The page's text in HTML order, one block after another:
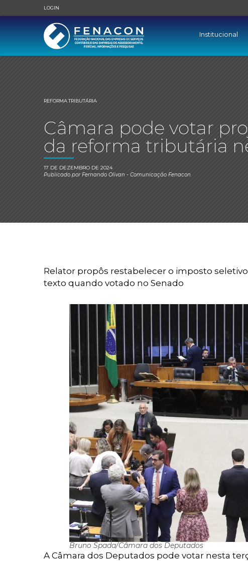
LOGIN
Institucional
REFORMA TRIBUTÁRIA
Câmara pode votar
da reforma tributária
17 DE DEZEMBRO DE 2024
Publicado porFernando Olivan- Comunicação Fenacon
Relator propôs restabelecer o imposto
texto quando votado no Senado
Bruno Spada/Câmara dos Deputados
A Câmara dos Deputados pode votar nesta